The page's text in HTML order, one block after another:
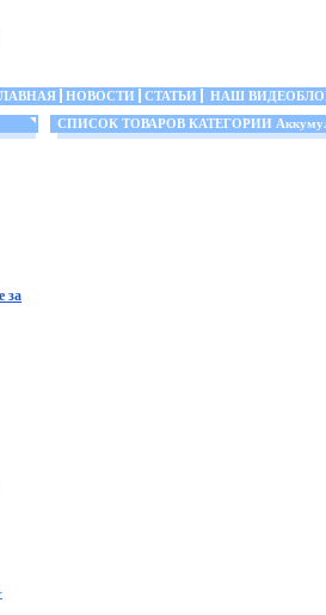
НОВОСТИ СТАТЬИ
НАШ
за
СПИСОК ТОВАРОВ КАТЕГОРИИ